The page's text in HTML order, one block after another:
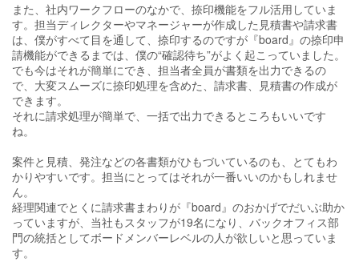
また、社内ワークフローのなかで、捺印機能をフル活用していま
す。担当ディレクターやマネージャーが作成した見積書や請求書
は、僕がすべて目を通して、捺印するのですが『board』の捺印申
請機能ができるまでは、僕の“確認待ち”がよく起こっていました。
でも今はそれが簡単にでき、担当者全員が書類を出力できるの
で、大変スムーズに捺印処理を含めた、請求書、見積書の作成が
できます。
それに請求処理が簡単で、一括で出力できるところもいいです
ね。
案件と見積、発注などの各書類がひもづいているのも、とてもわ
かりやすいです。担当にとってはそれが一番いいのかもしれませ
ん。
経理関連でとくに請求書まわりが『board』のおかげでだいぶ助か
っていますが、当社もスタッフが19名になり、バックオフィス部
門の統括としてボードメンバーレベルの人が欲しいと思っていま
す。